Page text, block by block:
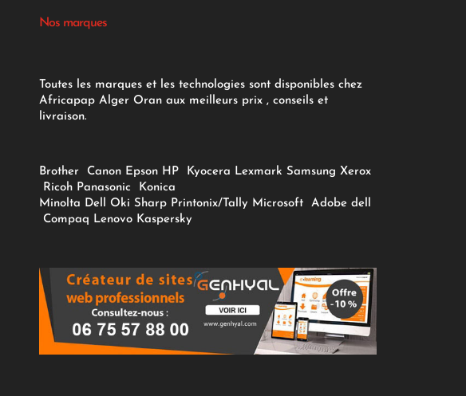
Nos marques
Toutes les marques et les technologies sont disponibles chez
Africapap Alger Oran aux meilleurs prix , conseils et
livraison.
Brother Canon Epson HP Kyocera Lexmark Samsung Xerox
Ricoh Panasonic
Konica
Minolta Dell Oki Sharp Printonix/Tally Microsoft Adobe dell
Compaq Lenovo Kaspersky